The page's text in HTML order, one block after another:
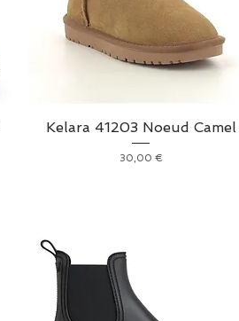
Kelara 41203 Noeud Camel
Prix
30,00 €